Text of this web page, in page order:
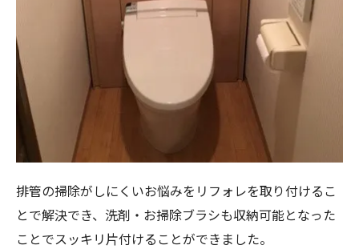
排管の掃除がしにくいお悩みをリフォレを取り付けるこ
とで解決でき、洗剤・お掃除ブラシも収納可能となった
ことでスッキリ片付けることができました。